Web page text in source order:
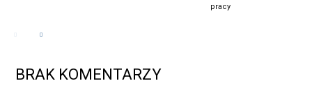
pracy
BRAK KOMENTARZY